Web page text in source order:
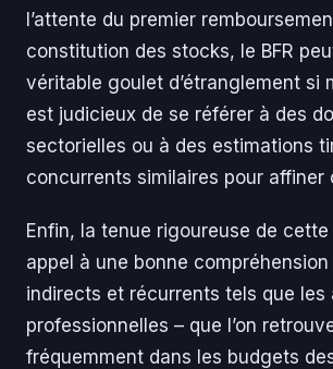
l’attente du premier
constitution des stocks, le BFR
véritable goulet d’étranglement si
est judicieux de se référer à des
sectorielles ou à des estimations
concurrents similaires pour affiner
Enfin, la tenue rigoureuse de
appel à une bonne
indirects et récurrents tels que les
professionnelles – que l’on
fréquemment dans les budgets